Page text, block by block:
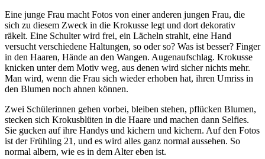
Eine junge Frau macht Fotos von einer anderen jungen Frau, die
sich zu diesem Zweck in die Krokusse legt und dort dekorativ
räkelt. Eine Schulter wird frei, ein Lächeln strahlt, eine Hand
versucht verschiedene Haltungen, so oder so? Was ist besser? Finger
in den Haaren, Hände an den Wangen. Augenaufschlag. Krokusse
knicken unter dem Motiv weg, aus denen wird sicher nichts mehr.
Man wird, wenn die Frau sich wieder erhoben hat, ihren Umriss in
den Blumen noch ahnen können.
Zwei Schülerinnen gehen vorbei, bleiben stehen, pflücken Blumen,
stecken sich Krokusblüten in die Haare und machen dann Selfies.
Sie gucken auf ihre Handys und kichern und kichern. Auf den Fotos
ist der Frühling 21, und es wird alles ganz normal aussehen. So
normal albern, wie es in dem Alter eben ist.